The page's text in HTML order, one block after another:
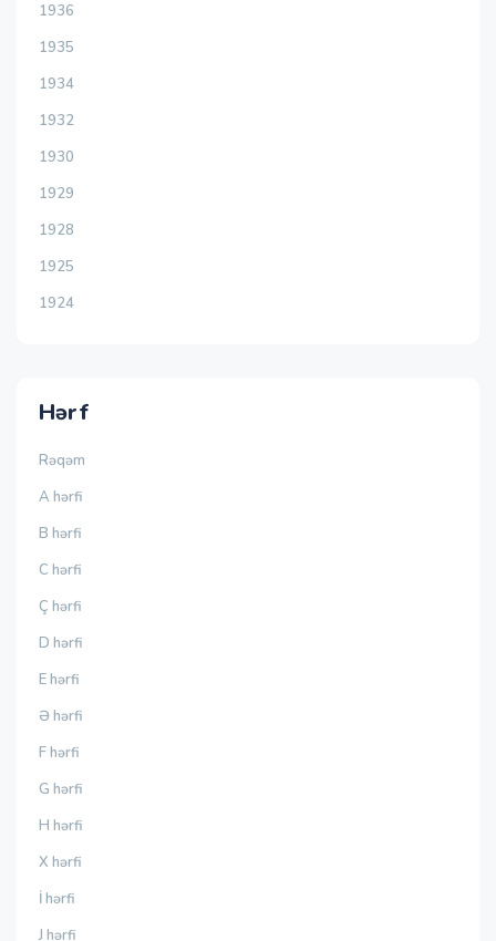
1936
1935
1934
1932
1930
1929
1928
1925
1924
Hərf
Rəqəm
A hərfi
B hərfi
C hərfi
Ç hərfi
D hərfi
E hərfi
Ə hərfi
F hərfi
G hərfi
H hərfi
X hərfi
İ hərfi
J hərfi